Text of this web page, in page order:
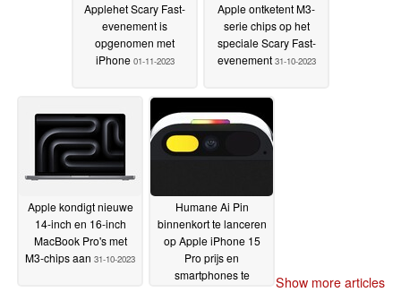
Applehet Scary Fast-
evenement is
opgenomen met
iPhone 01-11-2023
Apple ontketent M3-
serie chips op het
speciale Scary Fast-
evenement 31-10-2023
Apple kondigt nieuwe
14-inch en 16-inch
MacBook Pro's met
M3-chips aan 31-10-2023
Humane Ai Pin
binnenkort te lanceren
op Apple iPhone 15
Pro prijs en
smartphones te
Show more articles